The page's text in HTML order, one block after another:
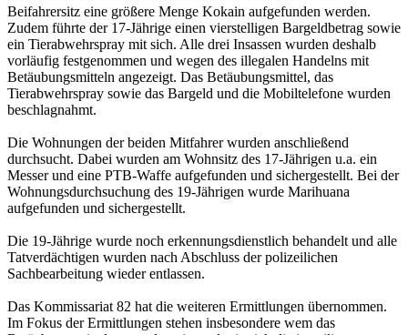
Beifahrersitz eine größere Menge Kokain aufgefunden werden.
Zudem führte der 17-Jährige einen vierstelligen Bargeldbetrag sowie
ein Tierabwehrspray mit sich. Alle drei Insassen wurden deshalb
vorläufig festgenommen und wegen des illegalen Handelns mit
Betäubungsmitteln angezeigt. Das Betäubungsmittel, das
Tierabwehrspray sowie das Bargeld und die Mobiltelefone wurden
beschlagnahmt.
Die Wohnungen der beiden Mitfahrer wurden anschließend
durchsucht. Dabei wurden am Wohnsitz des 17-Jährigen u.a. ein
Messer und eine PTB-Waffe aufgefunden und sichergestellt. Bei der
Wohnungsdurchsuchung des 19-Jährigen wurde Marihuana
aufgefunden und sichergestellt.
Die 19-Jährige wurde noch erkennungsdienstlich behandelt und alle
Tatverdächtigen wurden nach Abschluss der polizeilichen
Sachbearbeitung wieder entlassen.
Das Kommissariat 82 hat die weiteren Ermittlungen übernommen.
Im Fokus der Ermittlungen stehen insbesondere wem das